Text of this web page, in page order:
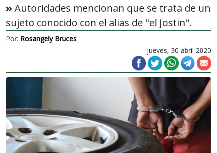
Autoridades mencionan que se trata de un
sujeto conocido con el alias de "el Jostin".
Por: Rosangely Bruces
jueves, 30 abril 2020